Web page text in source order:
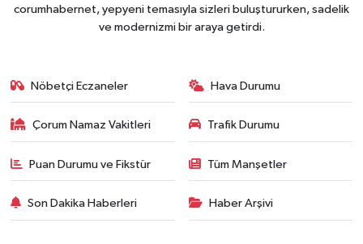
corumhabernet, yepyeni temasıyla sizleri buluştururken, sadelik
ve modernizmi bir araya getirdi.
Nöbetçi Eczaneler Hava Durumu
Çorum Namaz Vakitleri Trafik Durumu
Puan Durumu ve Fikstür Tüm Manşetler
Son Dakika Haberleri Haber Arşivi